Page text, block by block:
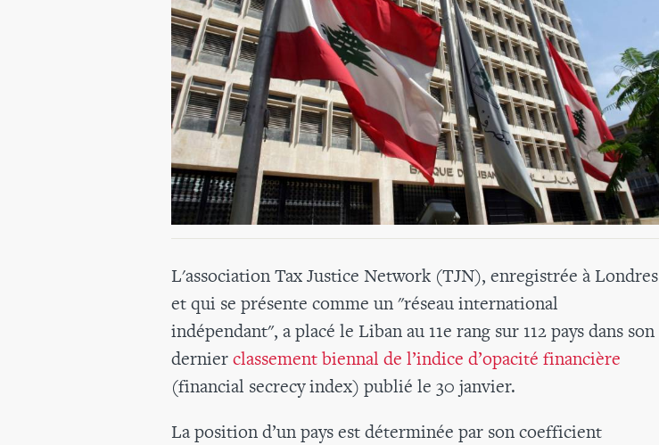
L'association Tax Justice Network (TJN), enregistrée à Londres
et qui se présente comme un "réseau international
indépendant", a placé le Liban au 11e rang sur 112 pays dans son
dernierclassement biennal de l’indice d’opacité financière
(financial secrecy index) publié le 30 janvier.
La position d’un pays est déterminée par son coefficient